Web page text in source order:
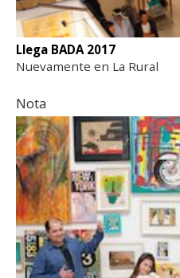
Llega BADA 2017
Nuevamente en La Rural
Nota